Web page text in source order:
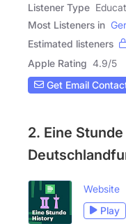
Listener Type
Most Listeners in
Estimated listeners
Apple Rating 4.9/5
Get Email
2. Eine
Website
Play